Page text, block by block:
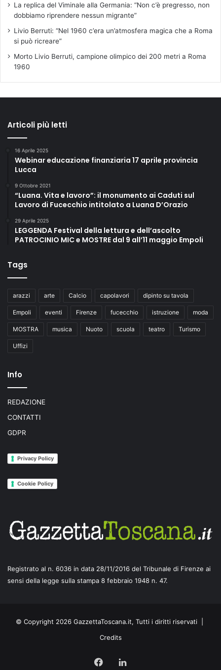
La replica del Viminale alla Germania: “Non c’è pregresso, non
dobbiamo riprendere nessun migrante”
Livio Berruti: “Nel 1960 c’era un’atmosfera magica che a Roma
si può ricreare”
Morto Livio Berruti, campione olimpico dei 200 metri a Roma
1960
Articoli più letti
16 Aprile 2025
Webinar educazione finanziaria 17 aprile provincia
Lucca
9 Ottobre 2021
“Luana. Vita e lavoro”: il monumento ai Caduti sul
Lavoro di Fucecchio intitolato a Luana D’Orazio
29 Aprile 2025
LEGGENDA Festival della lettura e dell’ascolto
PATROCINIO MIC e MOSTRE dal 9 all’11 maggio Empoli
Tags
arazzi arte Calcio capolavori dipinto su tavola
Empoli eventi Firenze fucecchio istruzione moda
MOSTRA musica Nuoto scuola teatro Turismo
Uffizi
Info
REDAZIONE
CONTATTI
GDPR
Privacy Policy
Cookie Policy
Registrato al n. 6036 in data 28/11/2016 del Tribunale di Firenze ai
sensi della legge sulla stampa 8 febbraio 1948 n. 47.
© Copyright 2026 GazzettaToscana.it, Tutti i diritti riservati |
Credits
FacebookLinkedIn